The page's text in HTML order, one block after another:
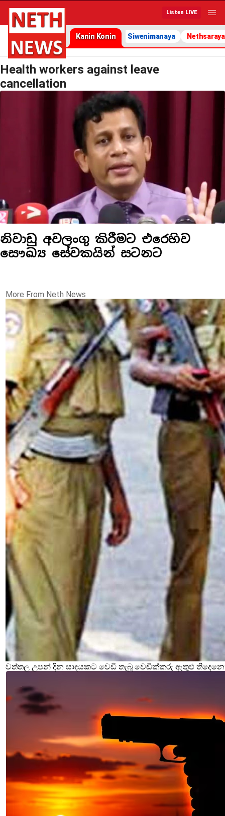
Listen LIVE
Kanin Konin Siwenimanaya Nethsaraya
Health workers against leave
cancellation
නිවාඩු අවලංගු කිරීමට එරෙහිව
සෞඛ්‍ය සේවකයින් සටනට
More From Neth News
වත්තල උපන් දින සාදයකට වෙඩි තැබූ වෙඩික්කරු ඇතුළු